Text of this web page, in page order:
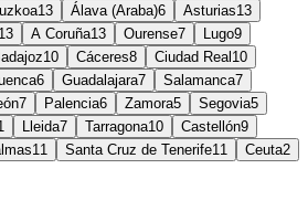
13 Álava (Araba)6 Asturias13
13 A Coruña13 Ourense7 Lugo9
10 Cáceres8 Ciudad Real 10
6 Guadalajara7 Salamanca7
7 Palencia6 Zamora5 Segovia5
Lleida7 Tarragona10 Castellón9
11 Santa Cruz de Tenerife11 Ceuta2